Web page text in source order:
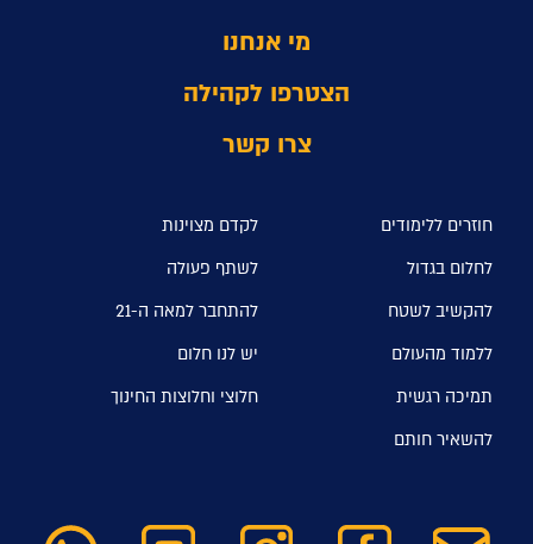
מי אנחנו
הצטרפו לקהילה
צרו קשר
חוזרים ללימודים
לקדם מצוינות
לחלום בגדול
לשתף פעולה
להקשיב לשטח
להתחבר למאה ה-21
ללמוד מהעולם
יש לנו חלום
תמיכה רגשית
חלוצי וחלוצות החינוך
להשאיר חותם